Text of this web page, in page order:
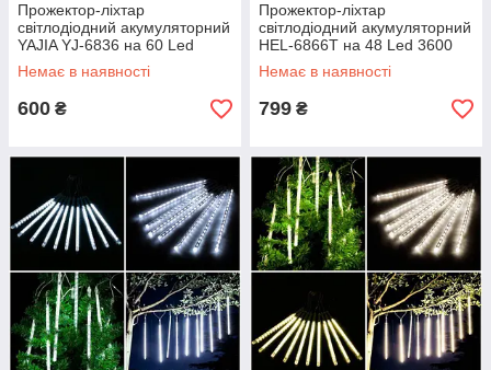
Прожектор-ліхтар
світлодіодний акумуляторний
YAJIA YJ-6836 на 60 Led
акумуляторний світильник-
Жовтогарячий
Немає в наявності
600 ₴
Прожектор-ліхтар
світлодіодний акумуляторний
HEL-6866T на 48 Led 3600
mAh 45 W акумуляторний
світильник-Чорний
Немає в наявності
799 ₴